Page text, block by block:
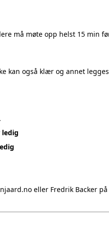
må møte opp helst 15 min
kan også klær og annet
ledig
eller Fredrik Backer